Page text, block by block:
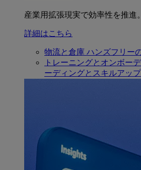
産業用拡張現実で効率性を推進。
詳細はこちら
物流と倉庫 ハンズフリー
トレーニングとオンボー
ーディングとスキルアップ